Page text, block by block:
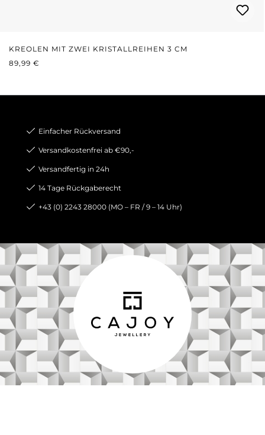
KREOLEN MIT ZWEI KRISTALLREIHEN 3 CM
REGULÄRER PREIS:
89,99 €
Einfacher Rückversand
Versandkostenfrei ab €90,-
Versandfertig in 24h
14 Tage Rückgaberecht
+43 (0) 2243 28000 (MO – FR / 9 – 14 Uhr)